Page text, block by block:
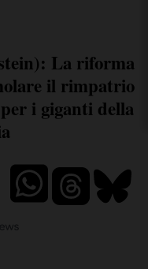
La riforma
il rimpatrio
i giganti della